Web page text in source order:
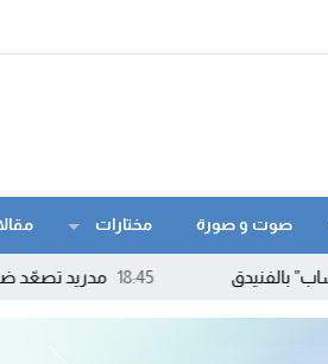
صوت و صورة مختارات
18:45 مدريد تصعّد ضد روما.. إسبانيا